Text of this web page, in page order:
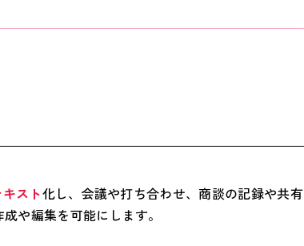
スト化し、会議や打ち合わせ、商談の記録や共有
や編集を可能にします。